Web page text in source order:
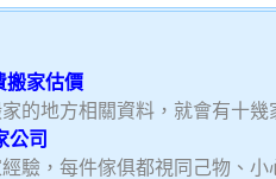
搬家估價
的地方相關資料，就會有十
公司
驗，每件傢俱都視同己物、